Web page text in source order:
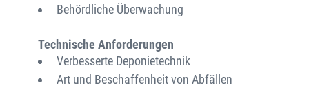
Behördliche Überwachung
Technische Anforderungen
Verbesserte Deponietechnik
Art und Beschaffenheit von Abfällen